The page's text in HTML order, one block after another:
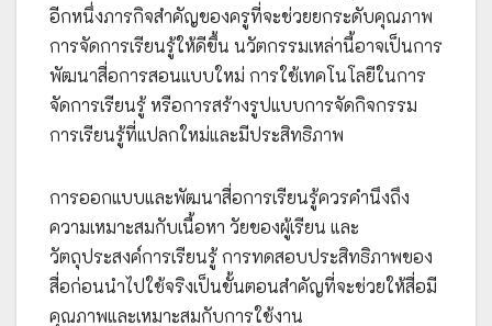
อีกหนึ่งภารกิจสำคัญของครูที่จะช่วยยกระดับคุณภาพ
การจัดการเรียนรู้ให้ดีขึ้น นวัตกรรมเหล่านี้อาจเป็นการ
พัฒนาสื่อการสอนแบบใหม่ การใช้เทคโนโลยีในการ
จัดการเรียนรู้ หรือการสร้างรูปแบบการจัดกิจกรรม
การเรียนรู้ที่แปลกใหม่และมีประสิทธิภาพ
การออกแบบและพัฒนาสื่อการเรียนรู้ควรคำนึงถึง
ความเหมาะสมกับเนื้อหา วัยของผู้เรียน และ
วัตถุประสงค์การเรียนรู้ การทดสอบประสิทธิภาพของ
สื่อก่อนนำไปใช้จริงเป็นขั้นตอนสำคัญที่จะช่วยให้สื่อมี
คุณภาพและเหมาะสมกับการใช้งาน